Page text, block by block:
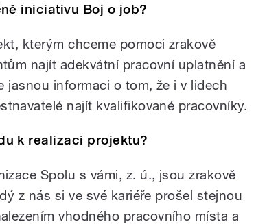
iniciativu Boj o job?
kterým chceme pomoci zrakově
najít adekvátní pracovní uplatnění a
jasnou informaci o tom, že i v lidech
najít kvalifikované pracovníky.
k realizaci projektu?
Spolu s vámi, z. ú., jsou zrakově
z nás si ve své kariéře prošel stejnou
vhodného pracovního místa a